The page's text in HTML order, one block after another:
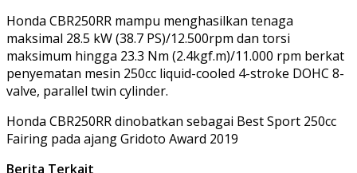
Honda CBR250RR mampu menghasilkan tenaga
maksimal 28.5 kW (38.7 PS)/12.500rpm dan torsi
maksimum hingga 23.3 Nm (2.4kgf.m)/11.000 rpm berkat
penyematan mesin 250cc liquid-cooled 4-stroke DOHC 8-
valve, parallel twin cylinder.
Honda CBR250RR dinobatkan sebagai Best Sport 250cc
Fairing pada ajang Gridoto Award 2019
Berita Terkait